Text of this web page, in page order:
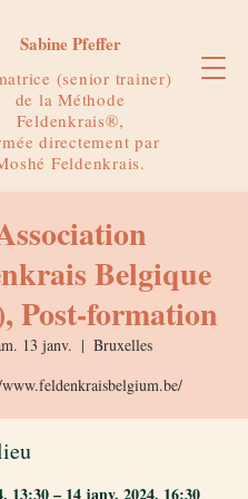
Sabine Pfeffer
(senior trainer)
de la Méthode
Feldenkrais®,
directement par
Feldenkrais.
Belgique
Post-formation
13 janv.
  |
Bruxelles
13:30 – 14 janv. 2024, 16:30